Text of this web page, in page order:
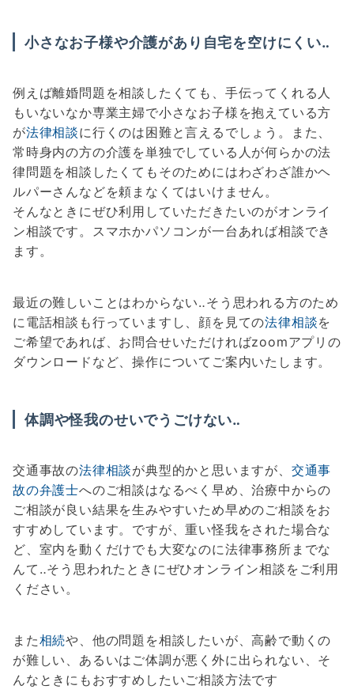
小さなお子様や介護があり自宅を空けにくい‥
例えば離婚問題を相談したくても、手伝ってくれる人
もいないなか専業主婦で小さなお子様を抱えている方
が法律相談に行くのは困難と言えるでしょう。また、
常時身内の方の介護を単独でしている人が何らかの法
律問題を相談したくてもそのためにはわざわざ誰かヘ
ルパーさんなどを頼まなくてはいけません。
そんなときにぜひ利用していただきたいのがオンライ
ン相談です。スマホかパソコンが一台あれば相談でき
ます。
最近の難しいことはわからない‥そう思われる方のため
に電話相談も行っていますし、顔を見ての法律相談を
ご希望であれば、お問合せいただければzoomアプリの
ダウンロードなど、操作についてご案内いたします。
体調や怪我のせいでうごけない‥
交通事故の法律相談が典型的かと思いますが、 交通事
故の弁護士へのご相談はなるべく早め、治療中からの
ご相談が良い結果を生みやすいため早めのご相談をお
すすめしています。ですが、重い怪我をされた場合な
ど、室内を動くだけでも大変なのに法律事務所までな
んて‥そう思われたときにぜひオンライン相談をご利用
ください。
また相続や、他の問題を相談したいが、高齢で動くの
が難しい、あるいはご体調が悪く外に出られない、そ
んなときにもおすすめしたいご相談方法です